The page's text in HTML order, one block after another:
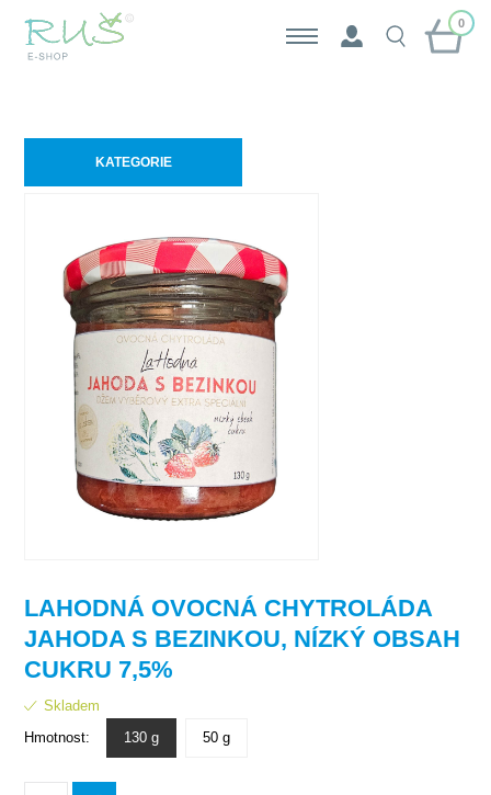
0
KATEGORIE
LAHODNÁ OVOCNÁ CHYTROLÁDA
JAHODA S BEZINKOU, NÍZKÝ OBSAH
CUKRU 7,5%
Skladem
Hmotnost:
130 g 50 g